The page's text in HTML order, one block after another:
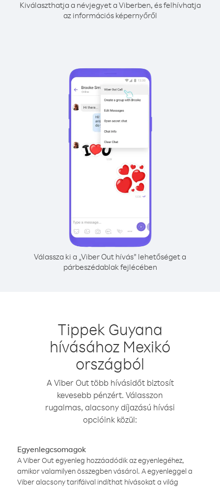
Kiválaszthatja a névjegyet a Viberben, és felhívhatja
az információs képernyőről
Válassza ki a „Viber Out hívás” lehetőséget a
párbeszédablak fejlécében
Tippek Guyana
hívásához Mexikó
országból
A Viber Out több hívásidőt biztosít
kevesebb pénzért. Válasszon
rugalmas, alacsony díjazású hívási
opcióink közül:
Egyenlegcsomagok
A Viber Out egyenleg hozzáadódik az egyenlegéhez,
amikor valamilyen összegben vásárol. A egyenleggel a
Viber alacsony tarifáival indíthat hívásokat a világ